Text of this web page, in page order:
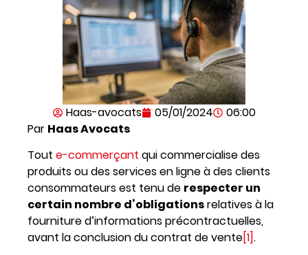
Haas-avocats 05/01/2024
06:00
Par Haas Avocats
Tout e-commerçant qui commercialise des
produits ou des services en ligne à des clients
consommateurs est tenu de respecter un
certain nombre d’obligationsrelatives à la
fourniture d’informations précontractuelles,
avant la conclusion du contrat de vente[1].